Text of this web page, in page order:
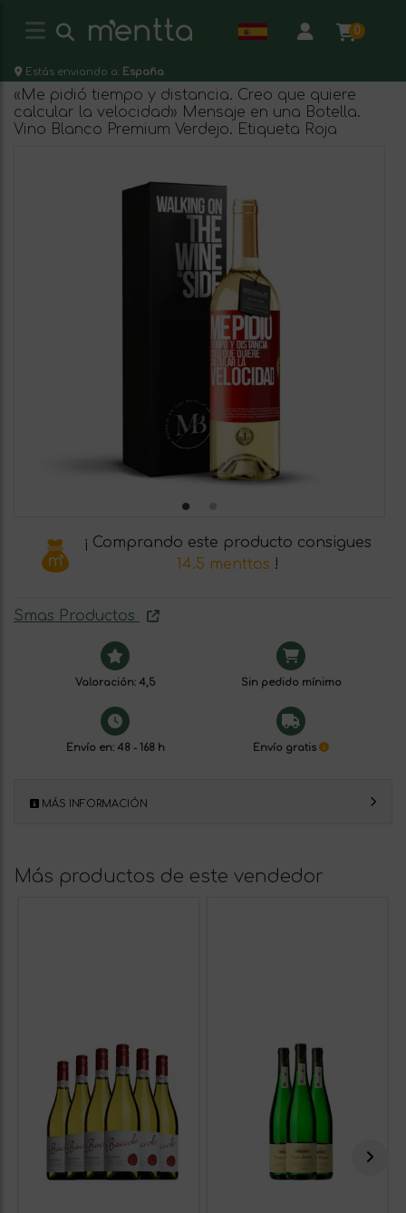
0
Estás enviando a: España
«Me pidió tiempo y distancia. Creo que quiere
calcular la velocidad» Mensaje en una Botella.
Vino Blanco Premium Verdejo. Etiqueta Roja
¡ Comprando este producto consigues
14.5 menttos !
Smas Productos
Valoración: 4,5 Sin pedido mínimo
Envío en: 48 - 168 h Envío gratis
MÁS INFORMACIÓN
Más productos de este vendedor